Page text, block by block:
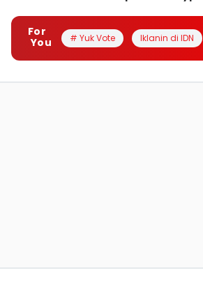
For
You
# Yuk Vote Iklanin di IDN